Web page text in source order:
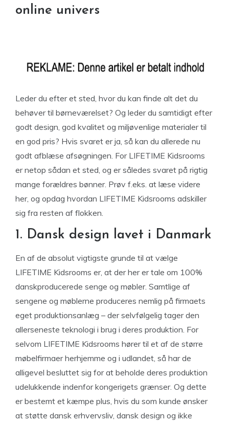
online univers
Leder du efter et sted, hvor du kan finde alt det du
behøver til børneværelset? Og leder du samtidigt efter
godt design, god kvalitet og miljøvenlige materialer til
en god pris? Hvis svaret er ja, så kan du allerede nu
godt afblæse afsøgningen. For LIFETIME Kidsrooms
er netop sådan et sted, og er således svaret på rigtig
mange forældres bønner. Prøv f.eks. at læse videre
her, og opdag hvordan LIFETIME Kidsrooms adskiller
sig fra resten af flokken.
1. Dansk design lavet i Danmark
En af de absolut vigtigste grunde til at vælge
LIFETIME Kidsrooms er, at der her er tale om 100%
danskproducerede senge og møbler. Samtlige af
sengene og møblerne produceres nemlig på firmaets
eget produktionsanlæg – der selvfølgelig tager den
allerseneste teknologi i brug i deres produktion. For
selvom LIFETIME Kidsrooms hører til et af de større
møbelfirmaer herhjemme og i udlandet, så har de
alligevel besluttet sig for at beholde deres produktion
udelukkende indenfor kongerigets grænser. Og dette
er bestemt et kæmpe plus, hvis du som kunde ønsker
at støtte dansk erhvervsliv, dansk design og ikke